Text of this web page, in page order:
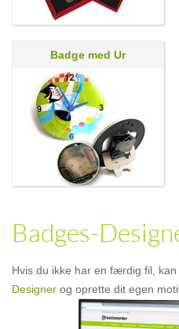
Badge med Ur
Badges-
Hvis du ikke har en færdig fil,
Designer og oprette dit egen